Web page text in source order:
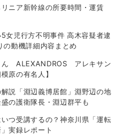
ニア新幹線の所要時間・運賃
女児行方不明事件 高木容疑者逮
の動機詳細内容まとめ
ん ALEXANDROS アレキサン
原の有名人】
説「淵辺義博居館」淵野辺の地
の護衛隊長・淵辺群平も
つ受講するの？神奈川県「運転
実録レポート